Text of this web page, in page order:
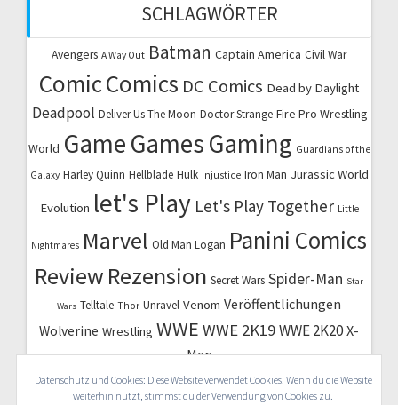
SCHLAGWÖRTER
Avengers A Way Out Batman Captain America Civil War
ComicComics DC Comics Dead by Daylight
Deadpool Deliver Us The Moon Doctor Strange Fire Pro Wrestling
World GameGamesGaming Guardians of the
Galaxy Harley Quinn Hellblade Hulk Injustice Iron Man Jurassic World
Evolution let's Play Let's Play Together Little
Nightmares Marvel Old Man Logan Panini Comics
Review Rezension Secret Wars Spider-Man Star
Wars Telltale Thor Unravel Venom Veröffentlichungen
Wolverine Wrestling WWE WWE 2K19WWE 2K20 X-
Men
Datenschutz und Cookies: Diese Website verwendet Cookies. Wenn du die Website
weiterhin nutzt, stimmst du der Verwendung von Cookies zu.